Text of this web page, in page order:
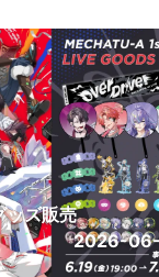
ズ販売
2026-